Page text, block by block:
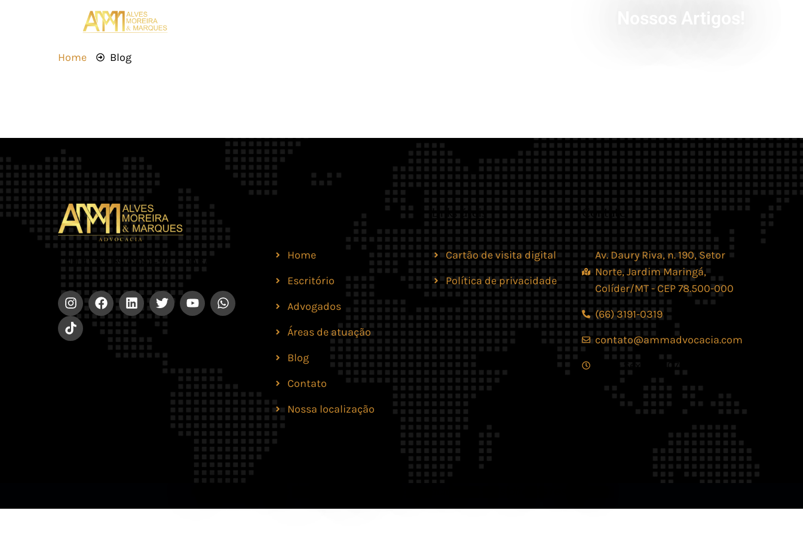
Home Blog
CNPJ 42.579.159/0001-52 | OAB/MT 2.469
Home
Escritório
Advogados
Áreas de atuação
Blog
Contato
Nossa localização
Links úteis
Cartão de visita digital
Política de privacidade
Contato
Av. Daury Riva, n. 190, Setor
Norte, Jardim Maringá,
Colíder/MT - CEP 78.500-000
(66) 3191-0319
contato@ammadvocacia.com
Seg. - Sex., das 07:30 - 17:30